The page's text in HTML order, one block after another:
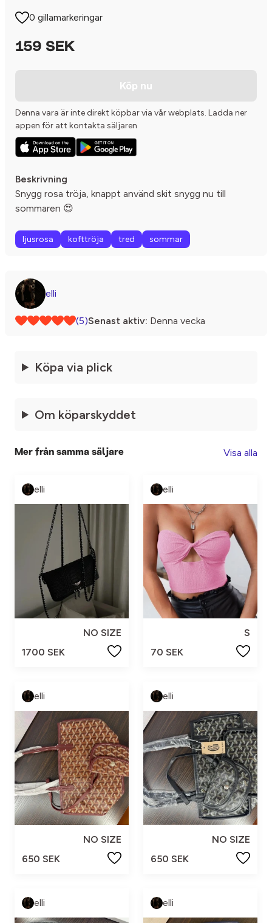
0 gillamarkeringar
159 SEK
Köp nu
Denna vara är inte direkt köpbar via vår webplats. Ladda ner
appen för att kontakta säljaren
Beskrivning
Snygg rosa tröja, knappt använd skit snygg nu till
sommaren 😍
ljusrosa kofttröja tred sommar
elli
(5)Senast aktiv: Denna vecka
Köpa via plick
Om köparskyddet
Mer från samma säljare Visa alla
elli
NO SIZE
1700 SEK
elli
S
70 SEK
elli
NO SIZE
650 SEK
elli
NO SIZE
650 SEK
elli elli